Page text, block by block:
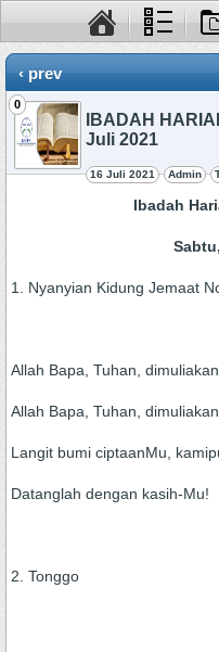
‹ prev
0
IBADAH
Juli 2021
16 Juli 2021 Admin
Ibadah
1. Nyanyian Kidung Jemaat
Allah Bapa, Tuhan,
Allah Bapa, Tuhan,
Langit bumi ciptaanMu,
Datanglah dengan kasih-Mu!
2. Tonggo